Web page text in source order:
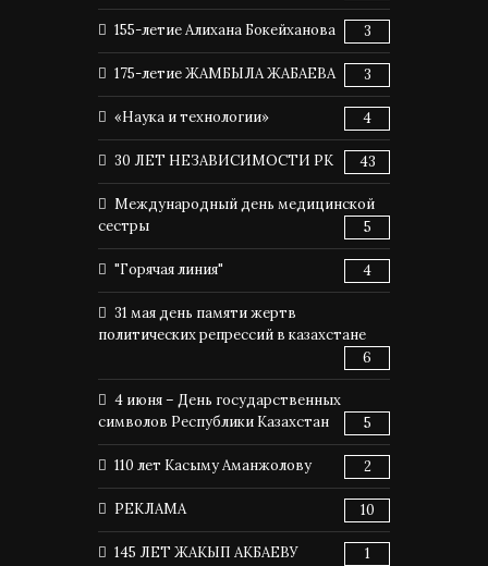
155-летие Алихана Бокейханова 3
175-летие ЖАМБЫЛА ЖАБАЕВА 3
«Наука и технологии» 4
30 ЛЕТ НЕЗАВИСИМОСТИ РК 43
Международный день медицинской
сестры
5
"Горячая линия" 4
31 мая день памяти жертв
политических репрессий в казахстане
6
4 июня – День государственных
символов Республики Казахстан
5
110 лет Касыму Аманжолову 2
РЕКЛАМА 10
145 ЛЕТ ЖАКЫП АКБАЕВУ 1